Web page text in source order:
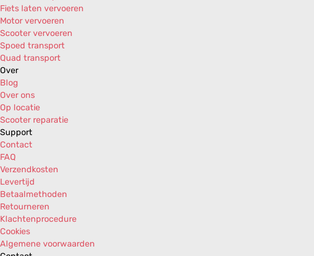
Daelim Otello S1 ABS 125i AIR 4T E4 '17-'20
Fiets laten vervoeren
Motor vervoeren
Scooter vervoeren
Spoed transport
Quad transport
Over
Blog
Over ons
Op locatie
Scooter reparatie
Support
Contact
FAQ
Verzendkosten
Levertijd
Betaalmethoden
Retourneren
Klachtenprocedure
Cookies
Algemene voorwaarden